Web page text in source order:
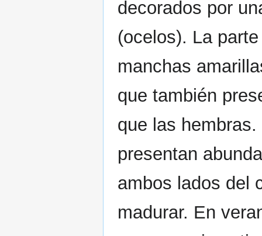
decorados por
(ocelos). La
manchas
que también
que las
presentan
ambos lados del
madurar. En